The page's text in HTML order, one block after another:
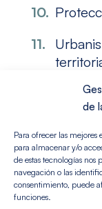
de
Para ofrecer las mejores
para almacenar y/o
de estas tecnologías
navegación o las
consentimiento, puede
funciones.